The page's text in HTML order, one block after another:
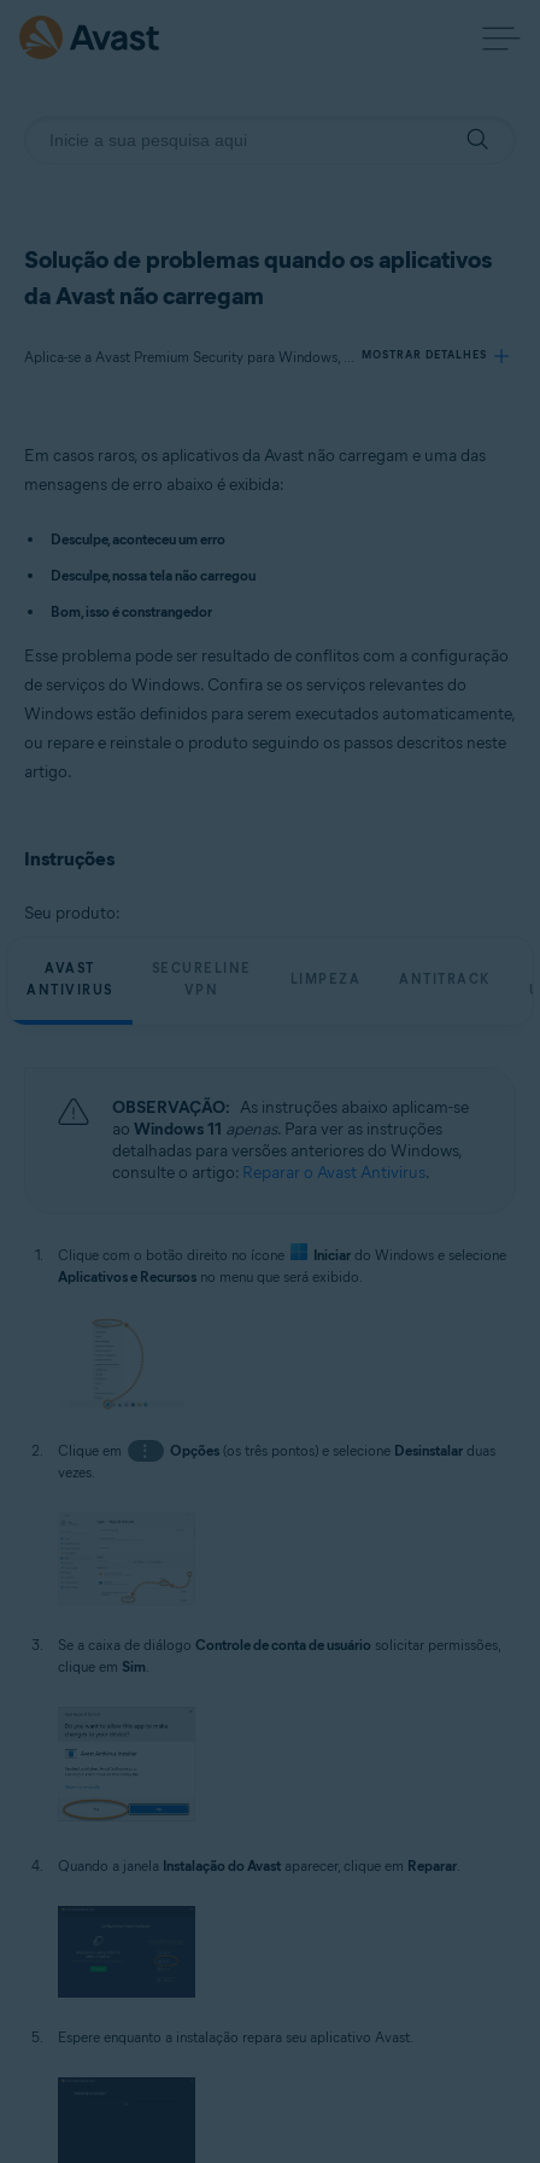
Solução de problemas quando os aplicativos
da Avast não carregam
Aplica-se a Avast Premium Security para Windows, Avast Free Antivirus para Windows, Avast SecureLine VPN para Windows, Avast Cleanup Premium para Windows, Avast AntiTrack Premium para Windows, Avast Driver Updater para Windows, Avast BreachGuard para Windows MOSTRAR DETALHES
Avast Premium Security 23.x para Windows
Avast Cleanup Premium 23.x para Windows
Avast AntiTrack Premium 3.x para Windows
Avast BreachGuard 23.x para Windows
Sistemas operacionais:
Microsoft Windows 11 Home / Pro / Enterprise / Education
Microsoft Windows 10 Home / Pro / Enterprise / Education - 32 / 64-bit
Microsoft Windows 8.1 / Pro / Enterprise - 32 / 64-bit
Microsoft Windows 7 Home Basic/Home
Em casos raros, os aplicativos da Avast não carregam e uma das
mensagens de erro abaixo é exibida:
Desculpe, aconteceu um erro
Desculpe, nossa tela não carregou
Bom, isso é constrangedor
Esse problema pode ser resultado de conflitos com a configuração
de serviços do Windows. Confira se os serviços relevantes do
Windows estão definidos para serem executados automaticamente,
ou repare e reinstale o produto seguindo os passos descritos neste
artigo.
Instruções
Seu produto:
AVAST
ANTIVIRUS
SECURELINE
VPN
LIMPEZA ANTITRACK
OBSERVAÇÃO: As instruções abaixo aplicam-se
ao Windows 11 apenas. Para ver as instruções
detalhadas para versões anteriores do Windows,
consulte o artigo: Reparar o Avast Antivirus.
Clique com o botão direito no ícone Iniciar do Windows e selecione
Aplicativos e Recursos no menu que será exibido.
Clique em ⋮ Opções(os três pontos) e selecione Desinstalarduas
vezes.
Se a caixa de diálogo Controle de conta de usuário solicitar permissões,
clique em Sim
Quando a janela Instalação do Avast aparecer, clique em Reparar
Espere enquanto a instalação repara seu aplicativo Avast.